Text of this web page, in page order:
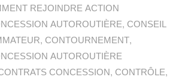
REJOINDRE ACTION
AUTOROUTIÈRE, CONSEIL
, CONTOURNEMENT,
AUTOROUTIÈRE
CONCESSION, CONTRÔLE,